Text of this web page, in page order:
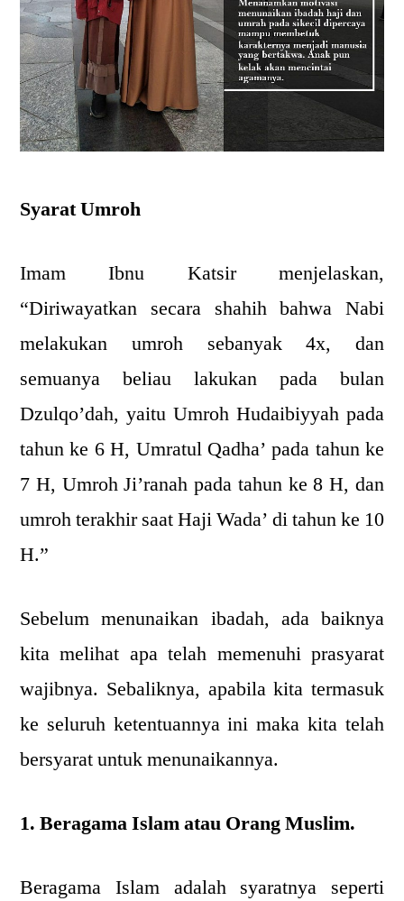
Syarat Umroh
Imam Ibnu Katsir menjelaskan,
“Diriwayatkan secara shahih bahwa Nabi
melakukan umroh sebanyak 4x, dan
semuanya beliau lakukan pada bulan
Dzulqo’dah, yaitu Umroh Hudaibiyyah pada
tahun ke 6 H, Umratul Qadha’ pada tahun ke
7 H, Umroh Ji’ranah pada tahun ke 8 H, dan
umroh terakhir saat Haji Wada’ di tahun ke 10
H.”
Sebelum menunaikan ibadah, ada baiknya
kita melihat apa telah memenuhi prasyarat
wajibnya. Sebaliknya, apabila kita termasuk
ke seluruh ketentuannya ini maka kita telah
bersyarat untuk menunaikannya.
1. Beragama Islam atau Orang Muslim.
Beragama Islam adalah syaratnya seperti